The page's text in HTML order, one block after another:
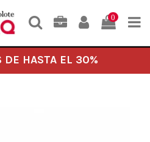
0
DE HASTA EL 30%